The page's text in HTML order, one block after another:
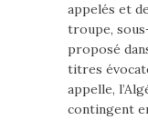
appelés et
troupe,
proposé
titres
appelle,
contingent